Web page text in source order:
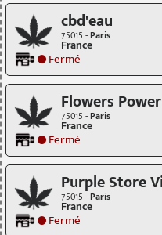
cbd'eau
75015 -Paris
France
Fermé
Flowers Power
75015 -Paris
France
Fermé
75015 -Paris
France
Fermé